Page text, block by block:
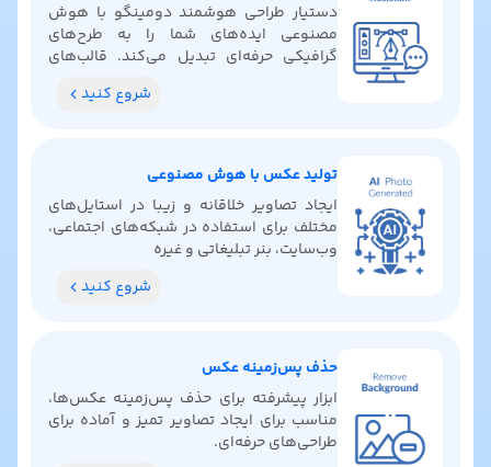
دستیار طراحی هوشمند دومینگو با هوش
مصنوعی ایده‌های شما را به طرح‌های
گرافیکی حرفه‌ای تبدیل می‌کند. قالب‌های
شروع کنید
تولید عکس با هوش مصنوعی
ایجاد تصاویر خلاقانه و زیبا در استایل‌های
مختلف برای استفاده در شبکه‌های اجتماعی،
وب‌سایت، بنر تبلیغاتی و غیره
شروع کنید
حذف پس‌زمینه عکس
ابزار پیشرفته برای حذف پس‌زمینه عکس‌ها،
مناسب برای ایجاد تصاویر تمیز و آماده برای
طراحی‌های حرفه‌ای.